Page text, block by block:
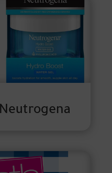
Neutrogena نيتروچينا